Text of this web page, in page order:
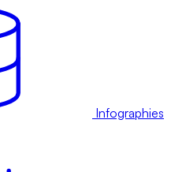
Infographies